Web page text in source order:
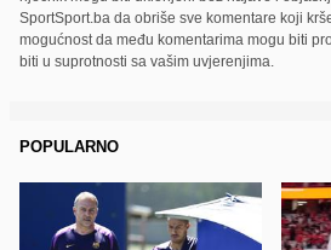
SportSport.ba da obriše sve komentare koji
mogućnost da među komentarima mogu biti
biti u suprotnosti sa vašim uvjerenjima.
POPULARNO